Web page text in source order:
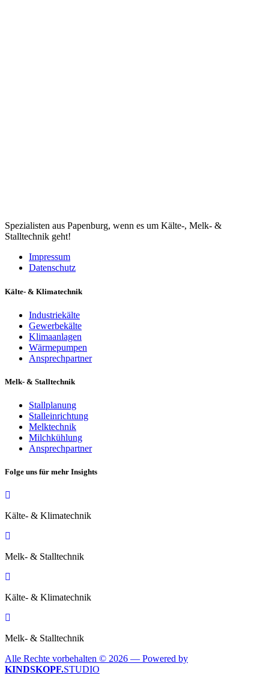
Spezialisten aus Papenburg, wenn es um Kälte-, Melk- &
Stalltechnik geht!
Impressum
Datenschutz
Kälte- & Klimatechnik
Industriekälte
Gewerbekälte
Klimaanlagen
Wärmepumpen
Ansprechpartner
Melk- & Stalltechnik
Stallplanung
Stalleinrichtung
Melktechnik
Milchkühlung
Ansprechpartner
Folge uns für mehr Insights
Kälte- & Klimatechnik
Melk- & Stalltechnik
Kälte- & Klimatechnik
Melk- & Stalltechnik
Alle Rechte vorbehalten © 2026 — Powered by
KINDSKOPF.STUDIO